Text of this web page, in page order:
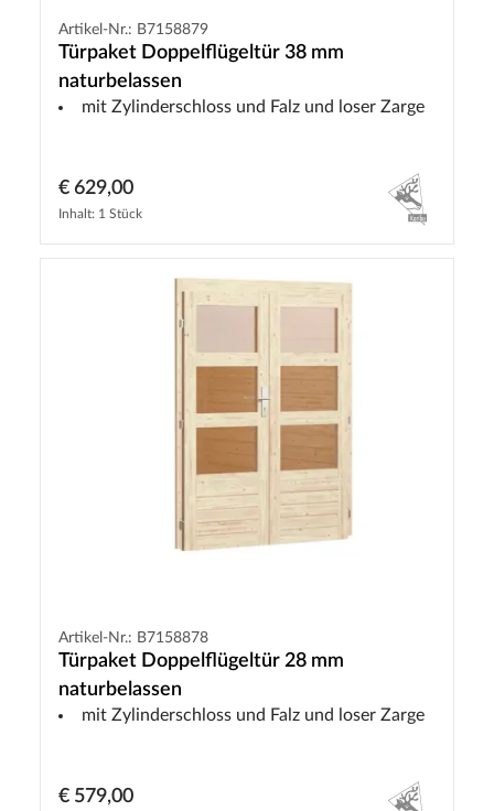
Artikel-Nr.: B7158879
Türpaket Doppelflügeltür 38 mm
naturbelassen
mit Zylinderschloss und Falz und loser Zarge
€ 629,00
Inhalt: 1 Stück
Artikel-Nr.: B7158878
Türpaket Doppelflügeltür 28 mm
naturbelassen
mit Zylinderschloss und Falz und loser Zarge
€ 579,00